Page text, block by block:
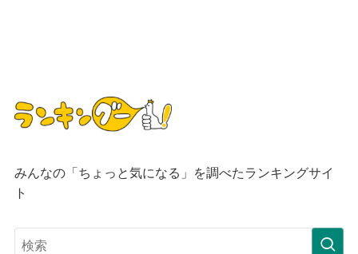
みんなの「ちょっと気になる」を調べたランキングサイ
ト